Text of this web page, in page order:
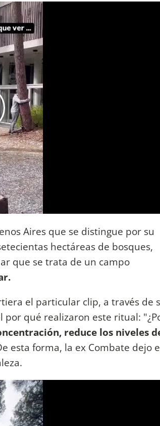
Aires que se distingue por su
hectáreas de bosques,
que se trata de un campo
el particular clip, a través de
por qué realizaron este ritual:
reduce los niveles
esta forma, la ex Combate dejo